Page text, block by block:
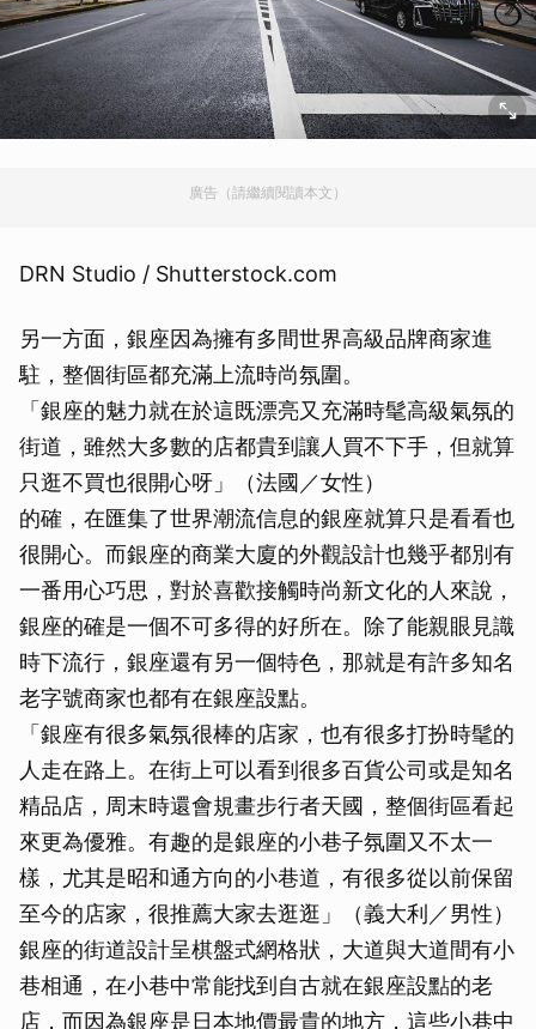
廣告（請繼續閱讀本文）
DRN Studio / Shutterstock.com
另一方面，銀座因為擁有多間世界高級品牌商家進
駐，整個街區都充滿上流時尚氛圍。
「銀座的魅力就在於這既漂亮又充滿時髦高級氣氛的
街道，雖然大多數的店都貴到讓人買不下手，但就算
只逛不買也很開心呀」（法國／女性）
的確，在匯集了世界潮流信息的銀座就算只是看看也
很開心。而銀座的商業大廈的外觀設計也幾乎都別有
一番用心巧思，對於喜歡接觸時尚新文化的人來說，
銀座的確是一個不可多得的好所在。除了能親眼見識
時下流行，銀座還有另一個特色，那就是有許多知名
老字號商家也都有在銀座設點。
「銀座有很多氣氛很棒的店家，也有很多打扮時髦的
人走在路上。在街上可以看到很多百貨公司或是知名
精品店，周末時還會規畫步行者天國，整個街區看起
來更為優雅。有趣的是銀座的小巷子氛圍又不太一
樣，尤其是昭和通方向的小巷道，有很多從以前保留
至今的店家，很推薦大家去逛逛」（義大利／男性）
銀座的街道設計呈棋盤式網格狀，大道與大道間有小
巷相通，在小巷中常能找到自古就在銀座設點的老
店，而因為銀座是日本地價最貴的地方，這些小巷中